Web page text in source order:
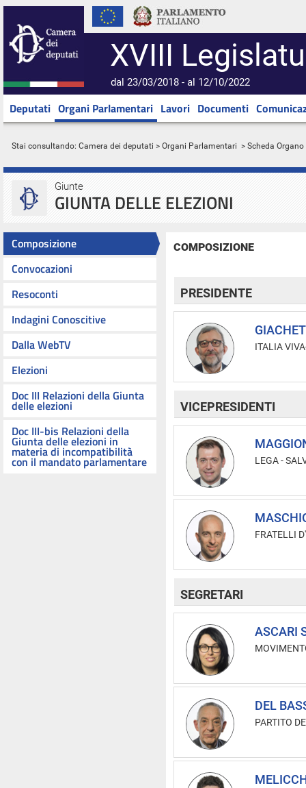
XVIII
dal 23/03/2018 - al 12/10/2022
Deputati Organi Parlamentari Lavori Documenti
Stai consultando: Camera dei deputati > Organi Parlamentari > Scheda Organo
Giunte
GIUNTA DELLE ELEZIONI
Composizione
Convocazioni
Resoconti
Indagini Conoscitive
Dalla WebTV
Elezioni
Doc III Relazioni della Giunta
delle elezioni
Doc III-bis Relazioni della
Giunta delle elezioni in
materia di incompatibilità
con il mandato parlamentare
COMPOSIZIONE
PRESIDENTE
ITALIA
VICEPRESIDENTI
LEGA -
FRATELLI
SEGRETARI
ASCARI
DEL
PARTITO